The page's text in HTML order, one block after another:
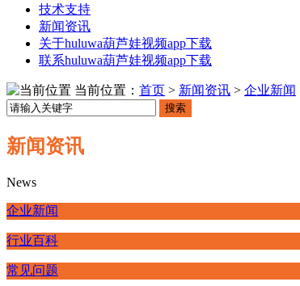
技术支持
新闻资讯
关于huluwa葫芦娃视频app下载
联系huluwa葫芦娃视频app下载
当前位置： 首页 > 新闻资讯 > 企业新闻
搜索
新闻资讯
News
企业新闻
行业百科
常见问题